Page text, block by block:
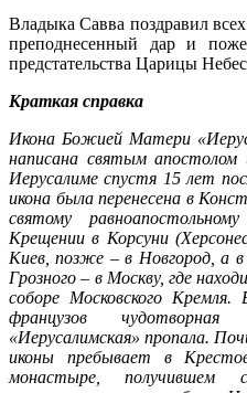
Владыка Савва поздравил
преподнесенный дар и
предстательства Царицы
Краткая справка
Икона Божией Матери
написана святым апостолом
Иерусалиме спустя 15 лет
икона была перенесена в
святому
Крещении в Корсуни
Киев, позже – в Новгород, а
Грозного – в Москву, где
соборе Московского
французов
«Иерусалимская» пропала.
иконы пребывает в
монастыре, получившем